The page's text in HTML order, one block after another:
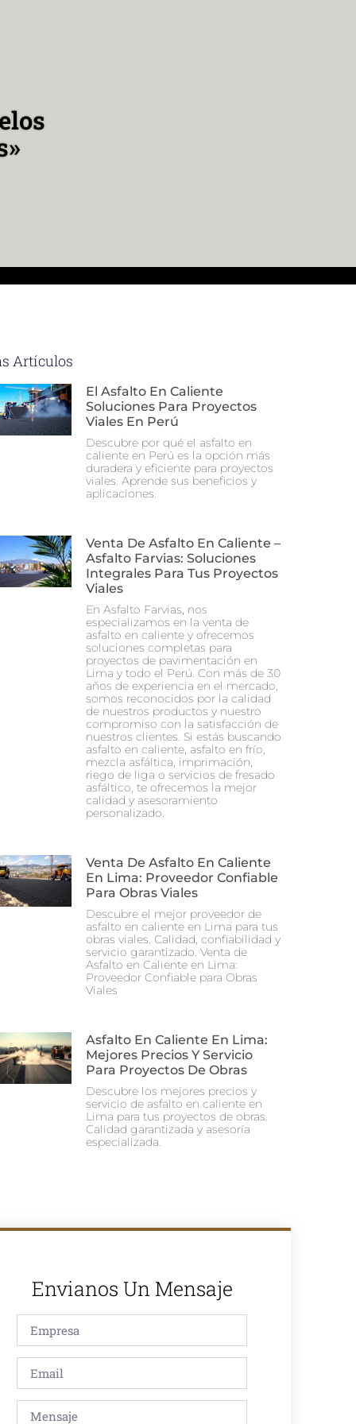
Artículos
El Asfalto En Caliente
Soluciones Para Proyectos
Viales En Perú
Descubre por qué el asfalto en
caliente en Perú es la opción más
duradera y eficiente para proyectos
viales. Aprende sus beneficios y
aplicaciones.
Venta De Asfalto En Caliente –
Asfalto Farvias: Soluciones
Integrales Para Tus Proyectos
Viales
En Asfalto Farvias, nos
especializamos en la venta de
asfalto en caliente y ofrecemos
soluciones completas para
proyectos de pavimentación en
Lima y todo el Perú. Con más de 30
años de experiencia en el mercado,
somos reconocidos por la calidad
de nuestros productos y nuestro
compromiso con la satisfacción de
nuestros clientes. Si estás buscando
asfalto en caliente, asfalto en frío,
mezcla asfáltica, imprimación,
riego de liga o servicios de fresado
asfáltico, te ofrecemos la mejor
calidad y asesoramiento
personalizado.
Venta De Asfalto En Caliente
En Lima: Proveedor Confiable
Para Obras Viales
Descubre el mejor proveedor de
asfalto en caliente en Lima para tus
obras viales. Calidad, confiabilidad y
servicio garantizado. Venta de
Asfalto en Caliente en Lima:
Proveedor Confiable para Obras
Viales
Asfalto En Caliente En Lima:
Mejores Precios Y Servicio
Para Proyectos De Obras
Descubre los mejores precios y
servicio de asfalto en caliente en
Lima para tus proyectos de obras.
Calidad garantizada y asesoría
especializada.
Envianos Un Mensaje